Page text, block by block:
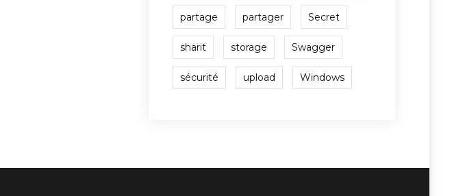
partage partager Secret
sharit storage Swagger
sécurité upload Windows